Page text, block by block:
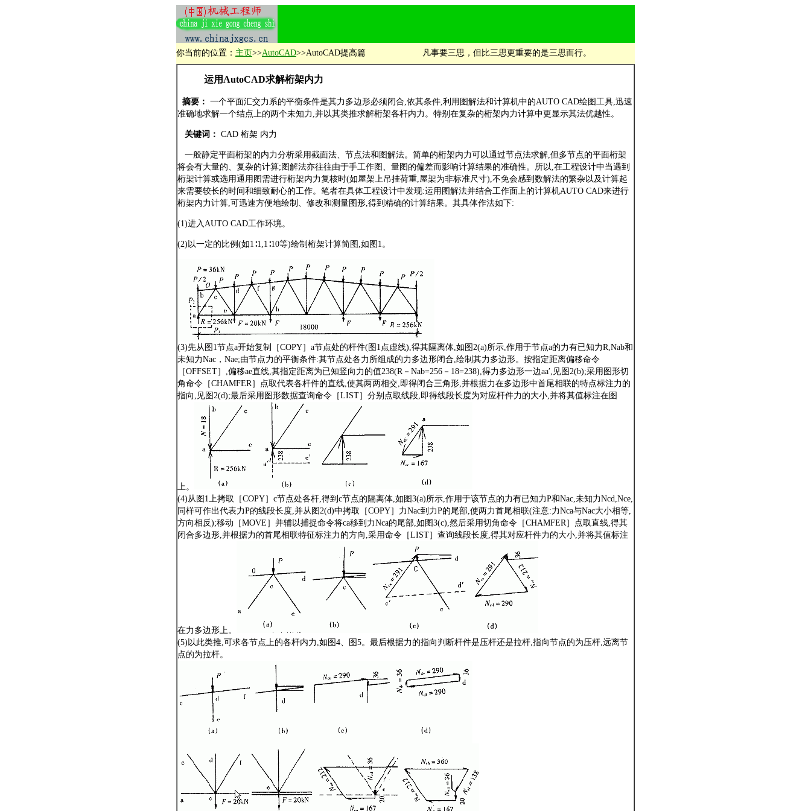
你当前的位置： 主页>>AutoCAD>>AutoCAD提高篇 凡事要三思，但比三思更重要的是三思而行。
运用AutoCAD求解桁架内力
摘要： 一个平面汇交力系的平衡条件是其力多边形必须闭合,依其条件,利用图解法和计算机中的AUTO CAD绘图工具,迅速
准确地求解一个结点上的两个未知力,并以其类推求解桁架各杆内力。特别在复杂的桁架内力计算中更显示其法优越性。
关键词： CAD 桁架 内力
一般静定平面桁架的内力分析采用截面法、节点法和图解法。简单的桁架内力可以通过节点法求解,但多节点的平面桁架
将会有大量的、复杂的计算;图解法亦往往由于手工作图、量图的偏差而影响计算结果的准确性。所以,在工程设计中当遇到
桁架计算或选用通用图需进行桁架内力复核时(如屋架上吊挂荷重,屋架为非标准尺寸),不免会感到数解法的繁杂以及计算起
来需要较长的时间和细致耐心的工作。笔者在具体工程设计中发现:运用图解法并结合工作面上的计算机AUTO CAD来进行
桁架内力计算,可迅速方便地绘制、修改和测量图形,得到精确的计算结果。其具体作法如下:
(1)进入AUTO CAD工作环境。
(2)以一定的比例(如1∶1,1∶10等)绘制桁架计算简图,如图1。
(3)先从图1节点a开始复制［COPY］a节点处的杆件(图1点虚线),得其隔离体,如图2(a)所示,作用于节点a的力有已知力R,Nab和
未知力Nac，Nae;由节点力的平衡条件:其节点处各力所组成的力多边形闭合,绘制其力多边形。按指定距离偏移命令
［OFFSET］,偏移ae直线,其指定距离为已知竖向力的值238(R－Nab=256－18=238),得力多边形一边aa′,见图2(b);采用图形切
角命令［CHAMFER］点取代表各杆件的直线,使其两两相交,即得闭合三角形,并根据力在多边形中首尾相联的特点标注力的
指向,见图2(d);最后采用图形数据查询命令［LIST］分别点取线段,即得线段长度为对应杆件力的大小,并将其值标注在图
上。
(4)从图1上拷取［COPY］c节点处各杆,得到c节点的隔离体,如图3(a)所示,作用于该节点的力有已知力P和Nac,未知力Ncd,Nce,
同样可作出代表力P的线段长度,并从图2(d)中拷取［COPY］力Nac到力P的尾部,使两力首尾相联(注意:力Nca与Nac大小相等,
方向相反);移动［MOVE］并辅以捕捉命令将ca移到力Nca的尾部,如图3(c),然后采用切角命令［CHAMFER］点取直线,得其
闭合多边形,并根据力的首尾相联特征标注力的方向,采用命令［LIST］查询线段长度,得其对应杆件力的大小,并将其值标注
在力多边形上。
(5)以此类推,可求各节点上的各杆内力,如图4、图5。最后根据力的指向判断杆件是压杆还是拉杆,指向节点的为压杆,远离节
点的为拉杆。